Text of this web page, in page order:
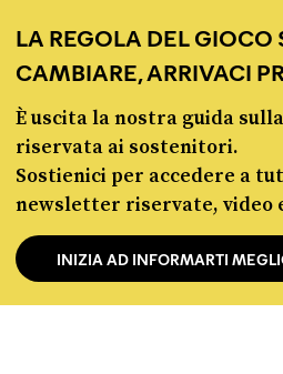
LA REGOLA DEL GIOCO
CAMBIARE, ARRIVACI
È uscita la nostra guida
riservata ai sostenitori.
Sostienici per accedere a
newsletter riservate, video
INIZIA AD INFORMARTI
chi siamo
progetti
lavora con